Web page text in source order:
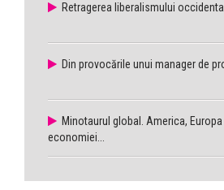
Retragerea liberalismului occidental
Din provocările unui manager de
Minotaurul global. America, Europa
economiei...